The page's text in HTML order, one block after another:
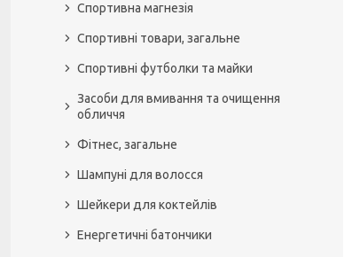
Спортивна магнезія
Спортивні товари, загальне
Спортивні футболки та майки
Засоби для вмивання та очищення
обличчя
Фітнес, загальне
Шампуні для волосся
Шейкери для коктейлів
Енергетичні батончики